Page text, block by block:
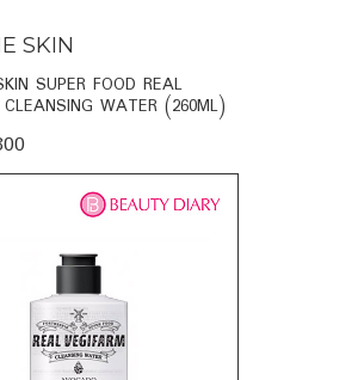
SKIN
SUPER FOOD REAL
CLEANSING WATER (260ML)